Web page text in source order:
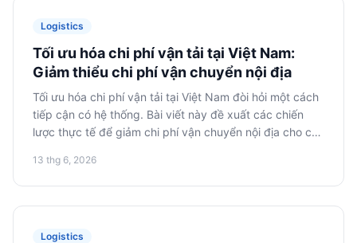
Logistics
Tối ưu hóa chi phí vận tải tại Việt Nam:
Giảm thiểu chi phí vận chuyển nội địa
Tối ưu hóa chi phí vận tải tại Việt Nam đòi hỏi một cách
tiếp cận có hệ thống. Bài viết này đề xuất các chiến
lược thực tế để giảm chi phí vận chuyển nội địa cho các
phương thức vận tải tối ưu và chiến thuật đàm phán với
các nhà vận chuyển địa phương.
13 thg 6, 2026
Logistics